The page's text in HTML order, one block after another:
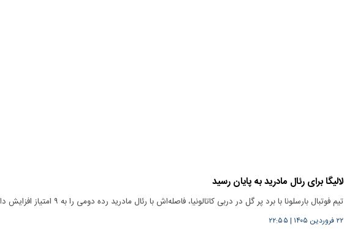
لالیگا برای رئال مادرید به پایان رسید
تیم فوتبال بارسلونا با برد پر گل در دربی کاتالونیا، فاصله‌اش با رئال مادرید رده دومی را به ۹ امتیاز افزایش داد.
۲۲ فروردین ۱۴۰۵ | ۲۲:۵۵